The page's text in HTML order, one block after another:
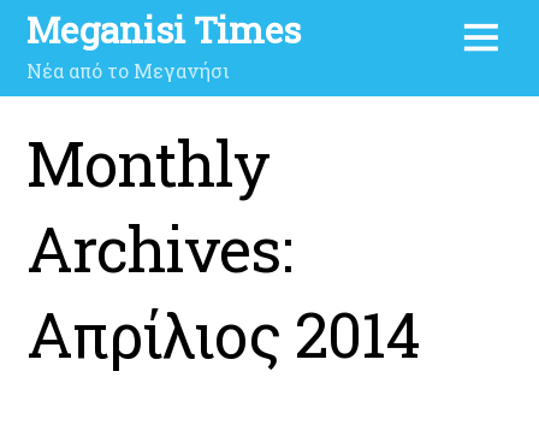
Meganisi Times
Νέα από το Μεγανήσι
Monthly
Archives:
Απρίλιος 2014